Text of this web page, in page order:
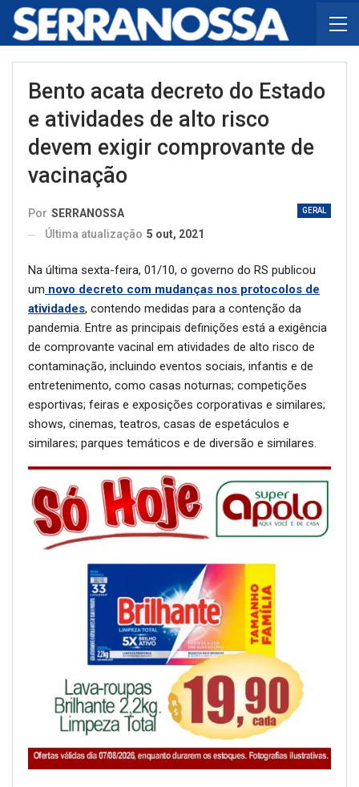
Bento acata decreto do Estado
e atividades de alto risco
devem exigir comprovante de
vacinação
GERAL
Por SERRANOSSA
Última atualização 5 out, 2021
Na última sexta-feira, 01/10, o governo do RS publicou
um novo decreto com mudanças nos protocolos de
atividades, contendo medidas para a contenção da
pandemia. Entre as principais definições está a exigência
de comprovante vacinal em atividades de alto risco de
contaminação, incluindo eventos sociais, infantis e de
entretenimento, como casas noturnas; competições
esportivas; feiras e exposições corporativas e similares;
shows, cinemas, teatros, casas de espetáculos e
similares; parques temáticos e de diversão e similares.